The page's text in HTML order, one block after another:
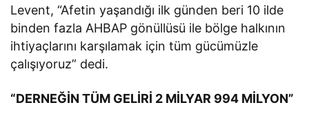
Levent, “Afetin yaşandığı ilk günden beri 10 ilde
binden fazla AHBAP gönüllüsü ile bölge halkının
ihtiyaçlarını karşılamak için tüm gücümüzle
çalışıyoruz” dedi.
“DERNEĞİN TÜM GELİRİ 2 MİLYAR 994 MİLYON”